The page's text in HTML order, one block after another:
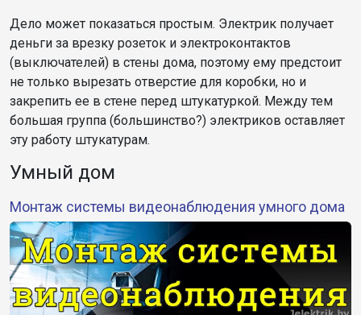
Дело может показаться простым. Электрик получает
деньги за врезку розеток и электроконтактов
(выключателей) в стены дома, поэтому ему предстоит
не только вырезать отверстие для коробки, но и
закрепить ее в стене перед штукатуркой. Между тем
большая группа (большинство?) электриков оставляет
эту работу штукатурам.
Умный дом
Монтаж системы видеонаблюдения умного дома